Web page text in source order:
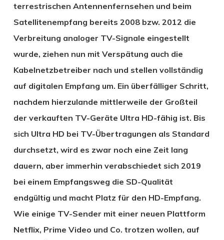
terrestrischen Antennenfernsehen und beim
Satellitenempfang bereits 2008 bzw. 2012 die
Verbreitung analoger TV-Signale eingestellt
wurde, ziehen nun mit Verspätung auch die
Kabelnetzbetreiber nach und stellen vollständig
auf digitalen Empfang um. Ein überfälliger Schritt,
nachdem hierzulande mittlerweile der Großteil
der verkauften TV-Geräte Ultra HD-fähig ist. Bis
sich Ultra HD bei TV-Übertragungen als Standard
durchsetzt, wird es zwar noch eine Zeit lang
dauern, aber immerhin verabschiedet sich 2019
bei einem Empfangsweg die SD-Qualität
endgültig und macht Platz für den HD-Empfang.
Wie einige TV-Sender mit einer neuen Plattform
Netflix, Prime Video und Co. trotzen wollen, auf